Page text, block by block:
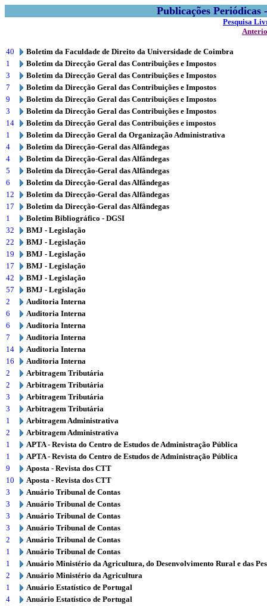
Publicações
Pesquisa
40
Boletim da Faculdade de Direito da Universidade de Coimbra
1
Boletim da Direcção Geral das Contribuições e Impostos
3
Boletim da Direcção Geral das Contribuições e Impostos
7
Boletim da Direcção Geral das Contribuições e Impostos
9
Boletim da Direcção Geral das Contribuições e Impostos
3
Boletim da Direcção Geral das Contribuições e Impostos
14
Boletim da Direcção Geral das Contribuições e impostos
1
Boletim da Direcção Geral da Organização Administrativa
4
Boletim da Direcção-Geral das Alfândegas
4
Boletim da Direcção-Geral das Alfândegas
5
Boletim da Direcção-Geral das Alfândegas
6
Boletim da Direcção-Geral das Alfândegas
12
Boletim da Direcção-Geral das Alfândegas
17
Boletim da Direcção-Geral das Alfândegas
1
Boletim Bibliográfico - DGSI
32
BMJ - Legislação
22
BMJ - Legislação
19
BMJ - Legislação
17
BMJ - Legislação
42
BMJ - Legislação
57
BMJ - Legislação
2
Auditoria Interna
6
Auditoria Interna
6
Auditoria Interna
7
Auditoria Interna
14
Auditoria Interna
16
Auditoria Interna
2
Arbitragem Tributária
2
Arbitragem Tributária
3
Arbitragem Tributária
3
Arbitragem Tributária
1
Arbitragem Administrativa
2
Arbitragem Administrativa
1
APTA - Revista do Centro de Estudos de Administração Pública
1
APTA - Revista do Centro de Estudos de Administração Pública
9
Aposta - Revista dos CTT
10
Aposta - Revista dos CTT
3
Anuário Tribunal de Contas
3
Anuário Tribunal de Contas
3
Anuário Tribunal de Contas
3
Anuário Tribunal de Contas
2
Anuário Tribunal de Contas
1
Anuário Tribunal de Contas
1
Anuário Ministério da Agricultura, do Desenvolvimento Rural e das
2
Anuário Ministério da Agricultura
1
Anuário Estatístico de Portugal
4
Anuário Estatístico de Portugal